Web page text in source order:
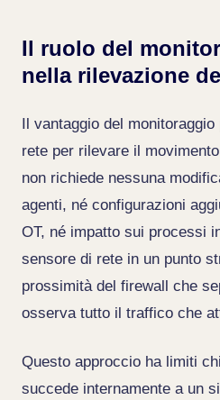
Il ruolo del
nella rilevazione
Il vantaggio del
rete per rilevare il
non richiede nessuna
agenti, né configurazioni
OT, né impatto sui processi
sensore di rete in un punto
prossimità del firewall che
osserva tutto il traffico che
Questo approccio ha limiti
succede internamente a un